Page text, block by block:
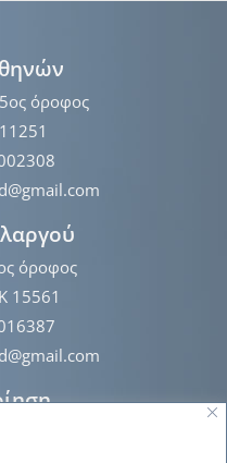
όροφος
όροφος
15561